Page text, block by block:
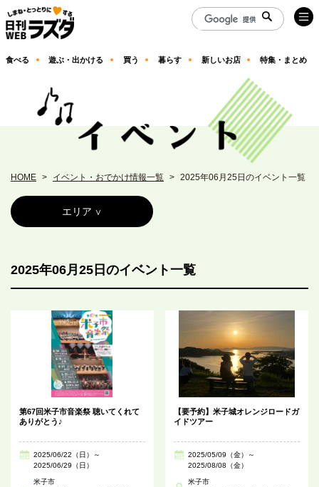
食べる 遊ぶ・出かける 買う 暮らす 新しいお店 特集・まとめ
HOME イベント・おでかけ情報一覧 2025年06月25日のイベント一覧
エリア
2025年06月25日のイベント一覧
第67回米子市音楽祭 聴いてくれて
ありがとう♪
2025/06/22（日）～
2025/06/29（日）
米子市
【要予約】米子城オレンジロードガ
イドツアー
2025/05/09（金）～
2025/08/08（金）
米子市